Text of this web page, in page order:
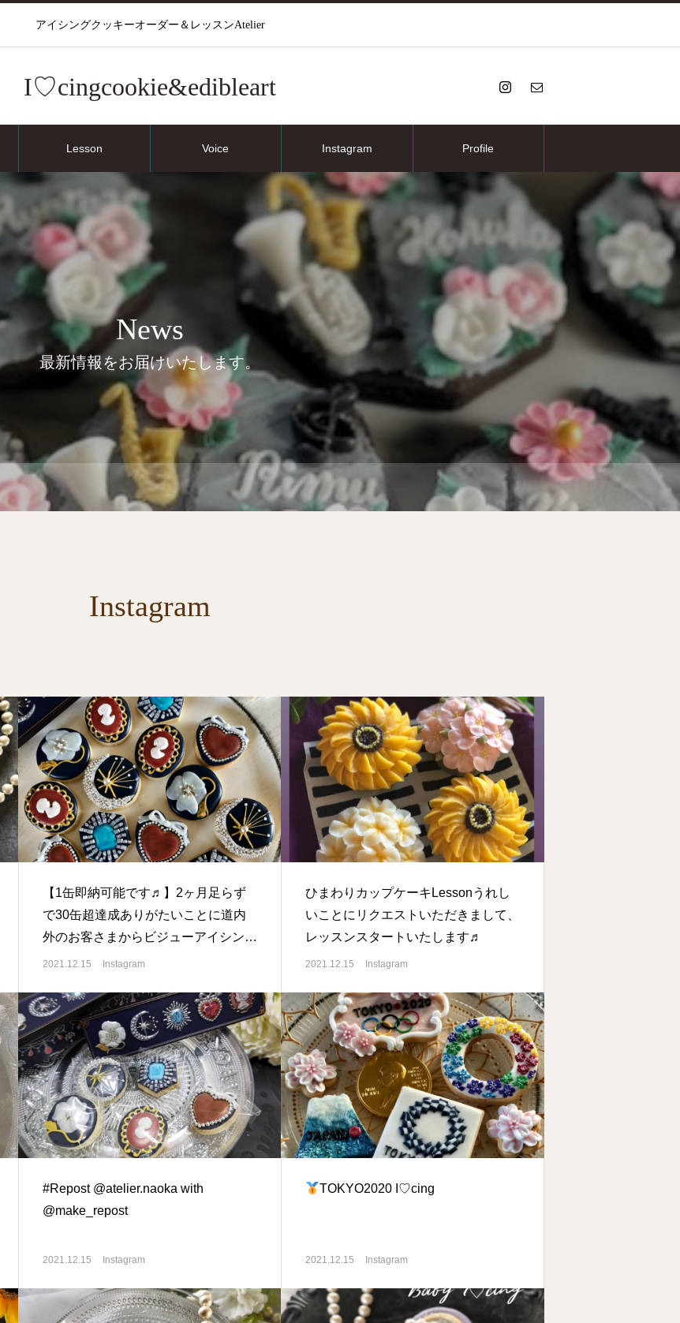
アイシングクッキーオーダー＆レッスンAtelier
I♡cingcookie&edibleart
Lesson Voice Instagram Profile
News
最新情報をお届けいたします。
Instagram
【1缶即納可能です♬】2ヶ月足らず
で30缶超達成ありがたいことに道内
外のお客さまからビジューアイシング
クッキー缶のオーダーが続きました。
2021.12.15 Instagram
ひまわりカップケーキLessonうれし
いことにリクエストいただきまして、
レッスンスタートいたします♬
2021.12.15 Instagram
#Repost @atelier.naoka with
@make_repost
2021.12.15 Instagram
TOKYO2020 I♡cing
2021.12.15 Instagram